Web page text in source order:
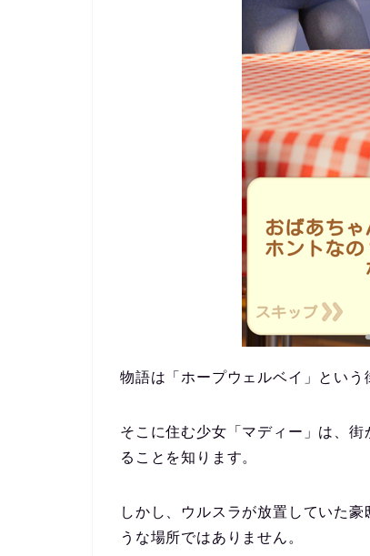
物語は「ホープウェルベイ」という
そこに住む少女「マディー」は、
ることを知ります。
しかし、ウルスラが放置していた
うな場所ではありません。